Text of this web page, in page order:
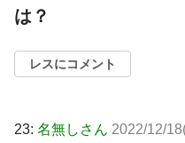
は？
レスにコメント
23: 名無しさん 2022/12/